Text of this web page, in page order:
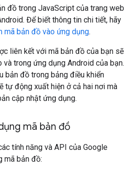
đồ trong JavaScript của trang web
Để biết thông tin chi tiết, hãy
mã bản đồ vào ứng dụng.
liên kết với mã bản đồ của bạn sẽ
và trong ứng dụng Android của bạn.
bản đồ trong bảng điều khiển
tự động xuất hiện ở cả hai nơi mà
cập nhật ứng dụng.
mã bản đồ
tính năng và API của Google
mã bản đồ: